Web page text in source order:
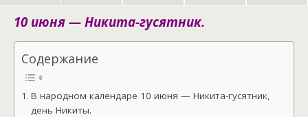
10 июня — Никита-гусятник.
Содержание
В народном календаре 10 июня — Никита-гусятник,
день Никиты.